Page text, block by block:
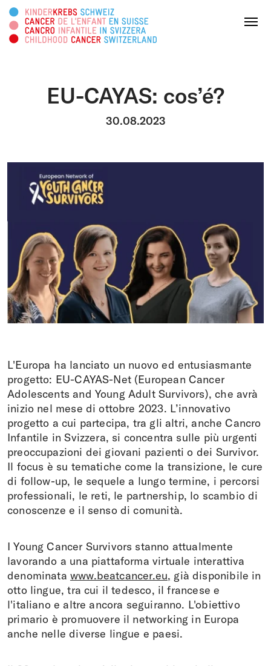
Menu
Attività
Survivorship
Piattaforma informativa
Fare una donazione
DONATE ORA
IT DE FR EN
Cercare in questa pagina
EU-CAYAS: cos’é?
30.08.2023
L'Europa ha lanciato un nuovo ed entusiasmante
progetto: EU-CAYAS-Net (European Cancer
Adolescents and Young Adult Survivors), che avrà
inizio nel mese di ottobre 2023. L’innovativo
progetto a cui partecipa, tra gli altri, anche Cancro
Infantile in Svizzera, si concentra sulle più urgenti
preoccupazioni dei giovani pazienti o dei Survivor.
Il focus è su tematiche come la transizione, le cure
di follow-up, le sequele a lungo termine, i percorsi
professionali, le reti, le partnership, lo scambio di
conoscenze e il senso di comunità.
I Young Cancer Survivors stanno attualmente
lavorando a una piattaforma virtuale interattiva
denominata www.beatcancer.eu, già disponibile in
otto lingue, tra cui il tedesco, il francese e
l'italiano e altre ancora seguiranno. L'obiettivo
primario è promuovere il networking in Europa
anche nelle diverse lingue e paesi.